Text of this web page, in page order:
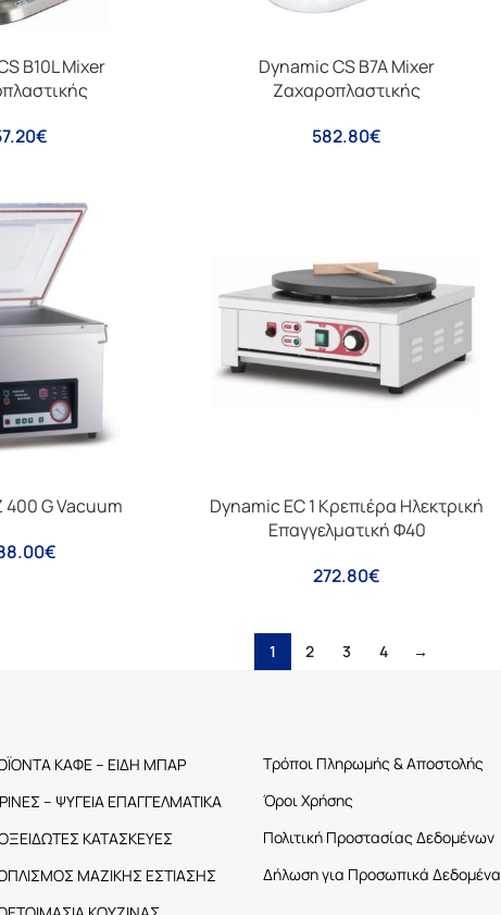
B10L Mixer
€
Dynamic CS B7A Mixer
Ζαχαροπλαστικής
582.80€
400 G Vacuum
€
Dynamic EC 1 Κρεπιέρα Ηλεκτρική
Επαγγελματική Φ40
272.80€
1 2 3 4 →
ΚΑΦΕ – ΕΙΔΗ ΜΠΑΡ
– ΨΥΓΕΙΑ ΕΠΑΓΓΕΛΜΑΤΙΚΑ
ΚΑΤΑΣΚΕΥΕΣ
ΜΑΖΙΚΗΣ ΕΣΤΙΑΣΗΣ
Τρόποι Πληρωμής & Αποστολής
Όροι Χρήσης
Πολιτική Προστασίας Δεδομένων
Δήλωση για Προσωπικά Δεδομένα